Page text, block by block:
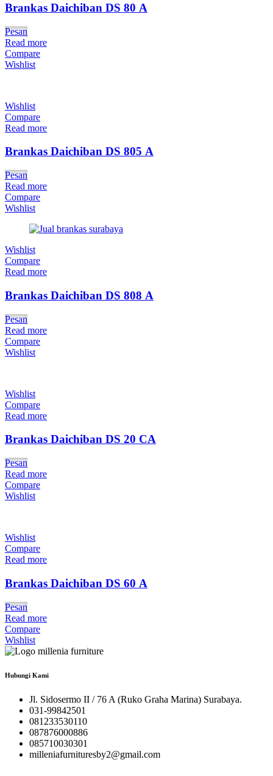
Brankas Daichiban DS 80 A
Pesan
Read more
Compare
Wishlist
Wishlist
Compare
Read more
Brankas Daichiban DS 805 A
Pesan
Read more
Compare
Wishlist
Wishlist
Compare
Read more
Brankas Daichiban DS 808 A
Pesan
Read more
Compare
Wishlist
Wishlist
Compare
Read more
Brankas Daichiban DS 20 CA
Pesan
Read more
Compare
Wishlist
Wishlist
Compare
Read more
Brankas Daichiban DS 60 A
Pesan
Read more
Compare
Wishlist
Hubungi Kami
Jl. Sidosermo II / 76 A (Ruko Graha Marina) Surabaya.
031-99842501
081233530110
087876000886
085710030301
milleniafurnituresby2@gmail.com